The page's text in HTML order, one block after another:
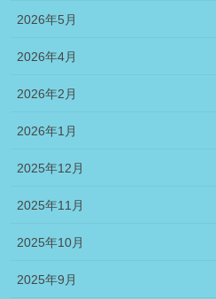
2026年5月
2026年4月
2026年2月
2026年1月
2025年12月
2025年11月
2025年10月
2025年9月